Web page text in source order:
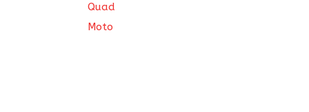
Quad
Moto